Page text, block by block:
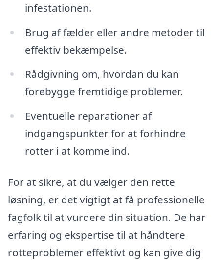
infestationen.
Brug af fælder eller andre metoder til
effektiv bekæmpelse.
Rådgivning om, hvordan du kan
forebygge fremtidige problemer.
Eventuelle reparationer af
indgangspunkter for at forhindre
rotter i at komme ind.
For at sikre, at du vælger den rette
løsning, er det vigtigt at få professionelle
fagfolk til at vurdere din situation. De har
erfaring og ekspertise til at håndtere
rotteproblemer effektivt og kan give dig